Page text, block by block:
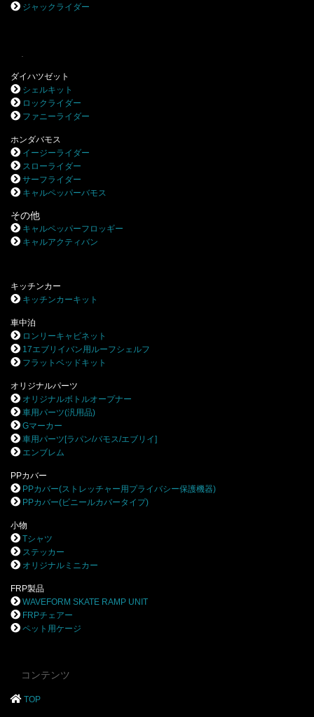
ジャックライダー
.
ダイハツゼット
シェルキット
ロックライダー
ファニーライダー
ホンダバモス
イージーライダー
スローライダー
サーフライダー
キャルペッパーバモス
その他
キャルペッパーフロッギー
キャルアクティバン
キッチンカー
キッチンカーキット
車中泊
ロンリーキャビネット
17エブリイバン用ルーフシェルフ
フラットベッドキット
オリジナルパーツ
オリジナルボトルオープナー
車用パーツ(汎用品)
Gマーカー
車用パーツ[ラパン/バモス/エブリイ]
エンブレム
PPカバー
PPカバー(ストレッチャー用プライバシー保護機器)
PPカバー(ビニールカバータイプ)
小物
Tシャツ
ステッカー
オリジナルミニカー
FRP製品
WAVEFORM SKATE RAMP UNIT
FRPチェアー
ペット用ケージ
コンテンツ
TOP